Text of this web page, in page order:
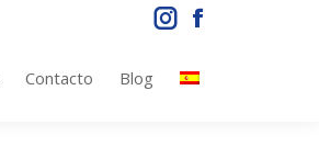
Instagram
opens
Facebook
opens
Contacto Blog